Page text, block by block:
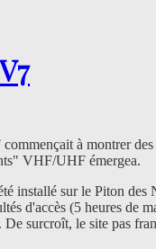
à montrer
VHF/UHF émergea.
installé sur le Piton des
d'accès (5 heures de
surcroît, le site pas